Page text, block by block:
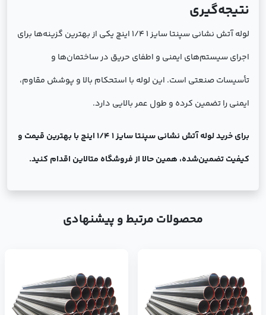
نتیجه‌گیری
لوله آتش نشانی سپنتا سایز 1 1/4 اینچ یکی از بهترین گزینه‌ها برای
اجرای سیستم‌های ایمنی و اطفای حریق در ساختمان‌ها و
تأسیسات صنعتی است. این لوله با استحکام بالا و پوشش مقاوم،
ایمنی را تضمین کرده و طول عمر بالایی دارد.
برای خرید لوله آتش نشانی سپنتا سایز 1 1/4 اینچ با بهترین قیمت و
کیفیت تضمین‌شده، همین حالا از فروشگاه متالاین اقدام کنید.
محصولات مرتبط و پیشنهادی